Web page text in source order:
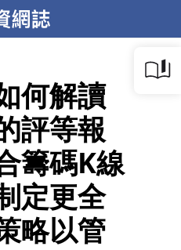
何解讀
評等報
籌碼K線
定更全
略以管